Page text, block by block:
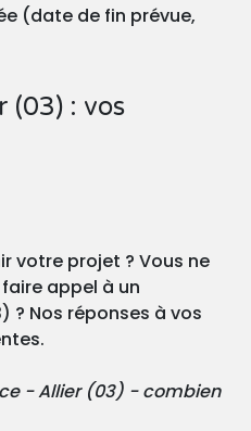
(date de fin prévue,
(03) : vos
votre projet ? Vous ne
appel à un
? Nos réponses à vos
- Allier (03) - combien